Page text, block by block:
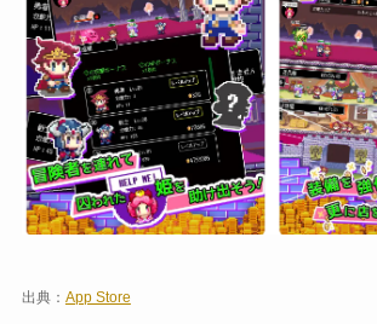
出典： App Store